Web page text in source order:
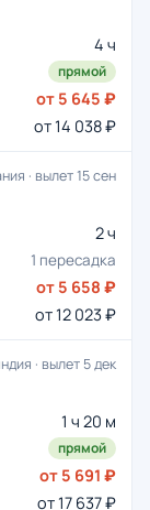
4 ч
прямой
от 5 645 ₽
от 14 038 ₽
· вылет 15 сен
2 ч
1 пересадка
от 5 658 ₽
от 12 023 ₽
· вылет 5 дек
1 ч 20 м
прямой
от 5 691 ₽
от 17 637 ₽